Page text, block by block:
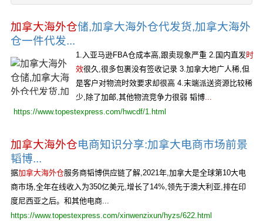
加拿大海外仓储,加拿大海外仓代发货,加拿大海外
仓一件代发...
1.入亚马逊FBA仓成本高,跟卖现象严重 2.国内直发时
效很久,很多包裹没有签收记录 3.加拿大地广人稀,但
是客户对物流时效要求却很高 4.末端派送资源比较稀
少,除了加邮,其他物流竞争力很弱 韬博...
https://www.topestexpress.com/hwcdf/1.html
加拿大海外仓电商知识分享:加拿大电商市场前景
韬博...
据加拿大海外仓服务商韬博供应链了解,2021年,加拿大是全球第10大电
商市场,全年在线收入为350亿美元,增长了14%,领先于澳大利亚,排在印
度尼西亚之后。和其他电商...
https://www.topestexpress.com/xinwenzixun/hyzs/622.html